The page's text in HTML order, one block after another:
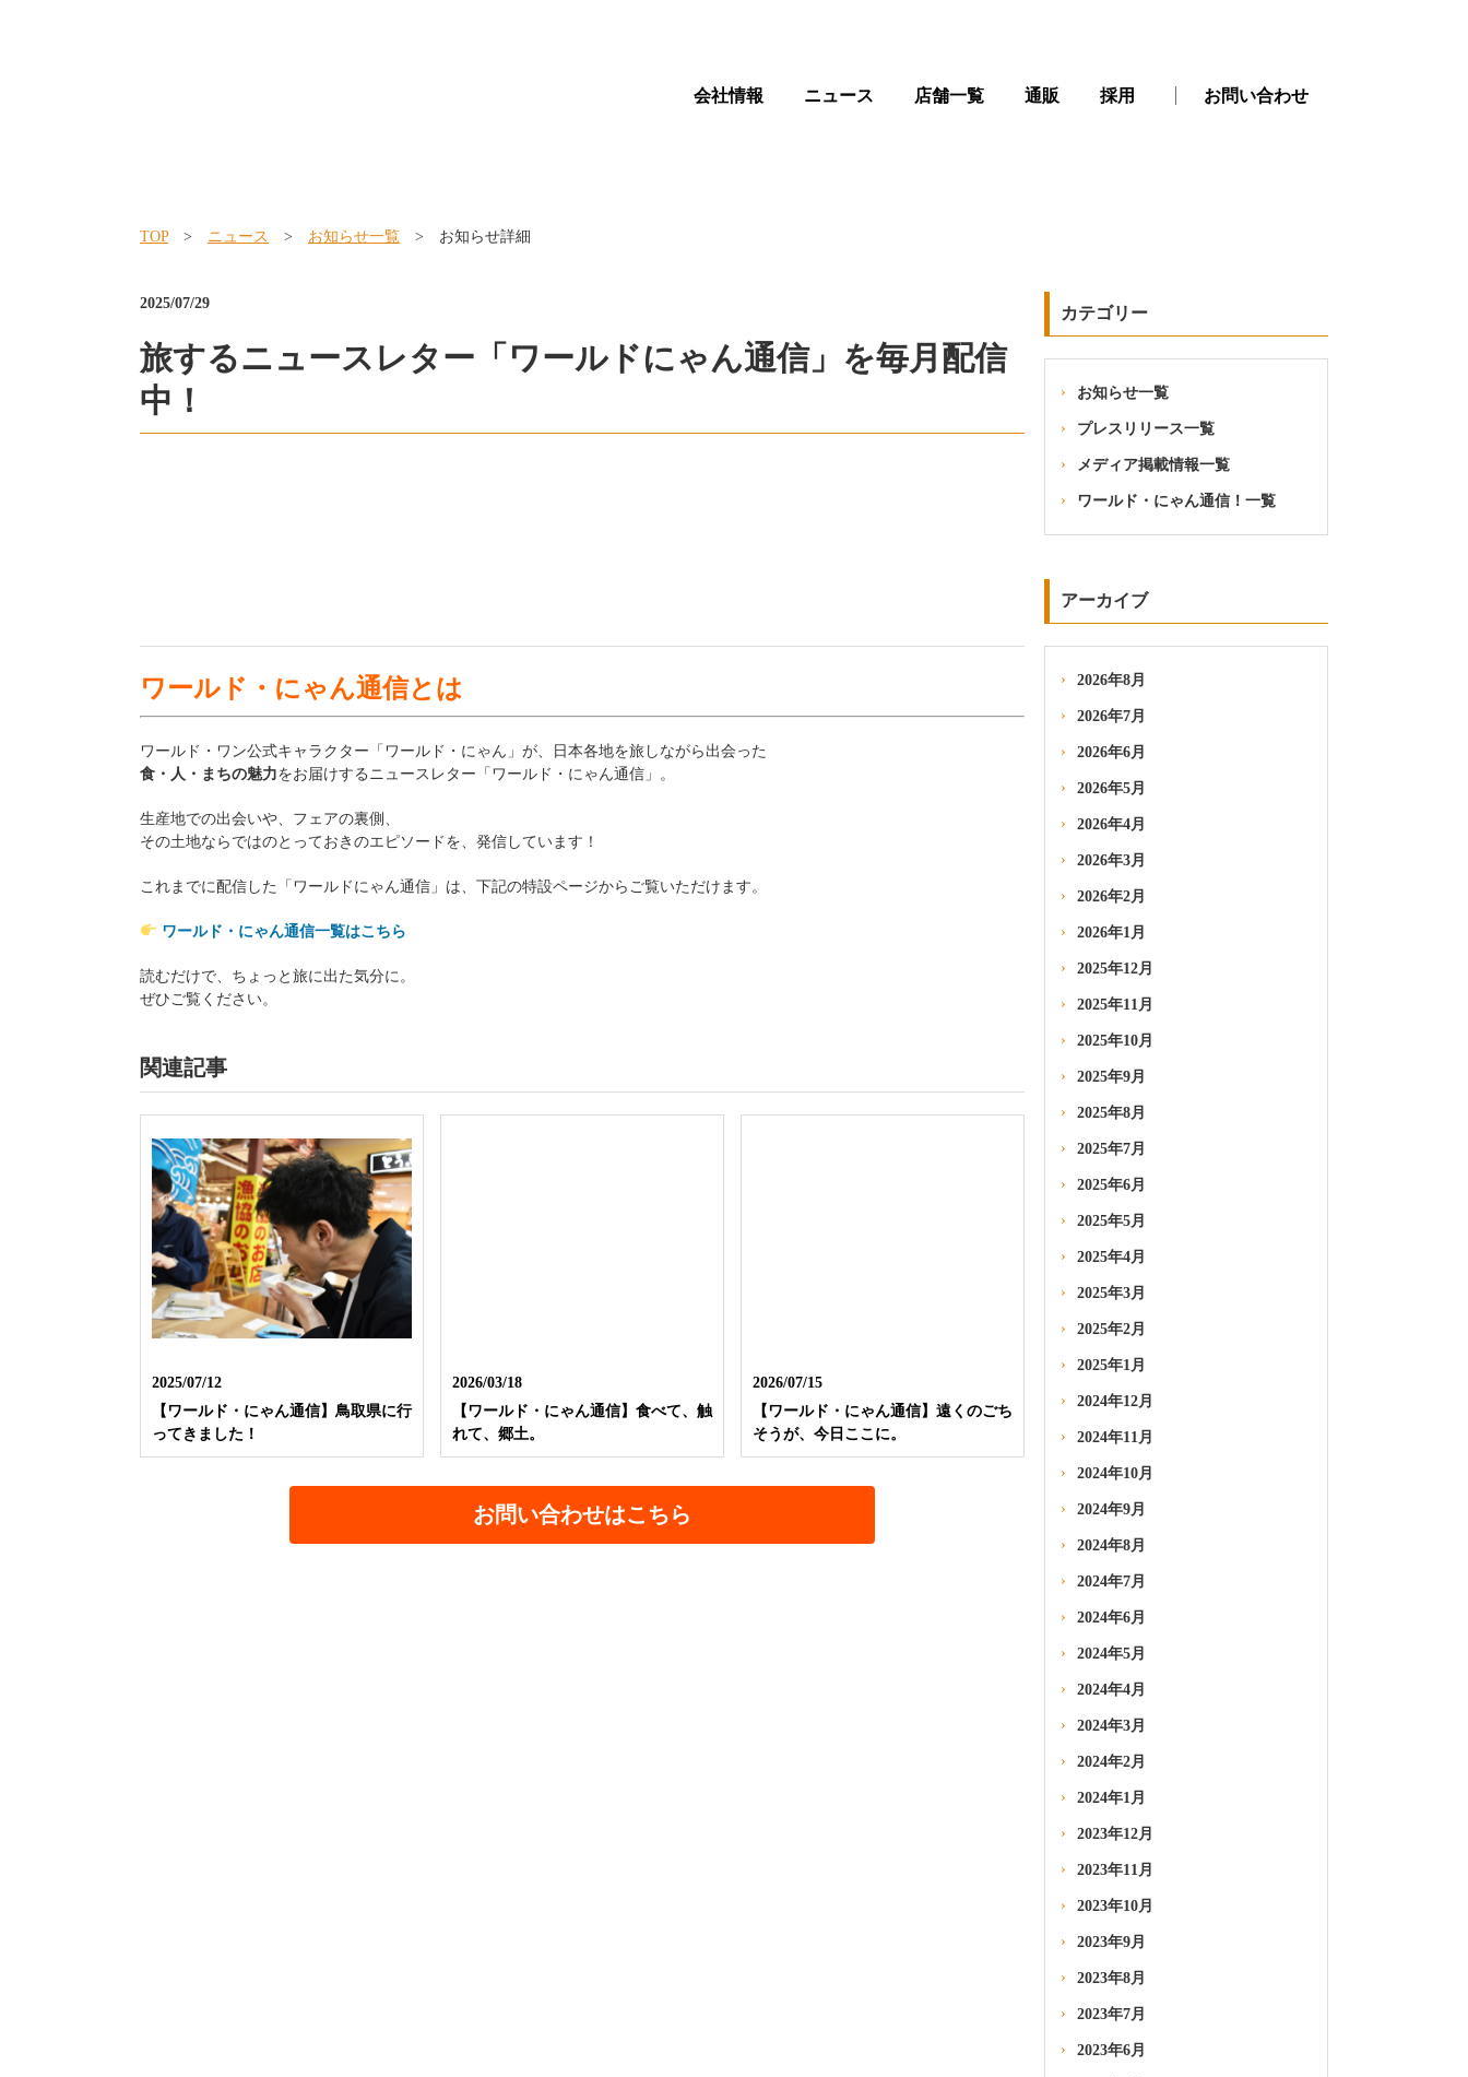
会社情報 ニュース 店舗一覧 通販 採用 お問い合わせ
TOP> ニュース > お知らせ一覧 > お知らせ詳細
2025/07/29
旅するニュースレター「ワールドにゃん通信」を毎月配信
中！
ワールド・にゃん通信とは
ワールド・ワン公式キャラクター「ワールド・にゃん」が、日本各地を旅しながら出会った
食・人・まちの魅力をお届けするニュースレター「ワールド・にゃん通信」。
生産地での出会いや、フェアの裏側、
その土地ならではのとっておきのエピソードを、発信しています！
これまでに配信した「ワールドにゃん通信」は、下記の特設ページからご覧いただけます。
ワールド・にゃん通信一覧はこちら
読むだけで、ちょっと旅に出た気分に。
ぜひご覧ください。
関連記事
2025/07/12
【ワールド・にゃん通信】鳥取県に行
ってきました！
2026/03/18
【ワールド・にゃん通信】食べて、触
れて、郷土。
2026/07/15
【ワールド・にゃん通信】遠くのごち
そうが、今日ここに。
お問い合わせはこちら
カテゴリー
お知らせ一覧
プレスリリース一覧
メディア掲載情報一覧
ワールド・にゃん通信！一覧
アーカイブ
2026年8月
2026年7月
2026年6月
2026年5月
2026年4月
2026年3月
2026年2月
2026年1月
2025年12月
2025年11月
2025年10月
2025年9月
2025年8月
2025年7月
2025年6月
2025年5月
2025年4月
2025年3月
2025年2月
2025年1月
2024年12月
2024年11月
2024年10月
2024年9月
2024年8月
2024年7月
2024年6月
2024年5月
2024年4月
2024年3月
2024年2月
2024年1月
2023年12月
2023年11月
2023年10月
2023年9月
2023年8月
2023年7月
2023年6月